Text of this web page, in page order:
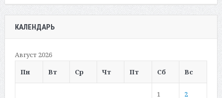
КАЛЕНДАРЬ
Август 2026
Пн
Вт Ср Чт Пт Сб Вс
1 2